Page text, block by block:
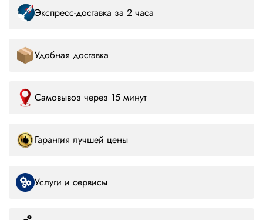
Экспресс-доставка за 2 часа
Удобная доставка
Самовывоз через 15 минут
Гарантия лучшей цены
Услуги и сервисы